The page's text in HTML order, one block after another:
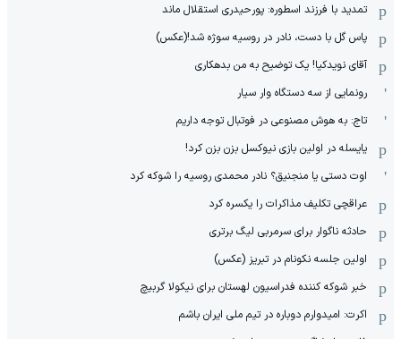
تمدید با فرزند اسطوره: پورحیدری استقلال ماند
پاس گل با دست، نادر در روسیه سوژه شد!(عکس)
آقای نویدکیا! یک توضیح به من بدهکاری
رونمایی از سه دستگاه وار سیار
تاج: به هوش مصنوعی در فوتبال توجه داریم
یایسله در اولین بازی نیوکسل بزن بزن کرد!
اوت دستی یا منجنیق؟ نادر محمدی روسیه را شوکه کرد
عراقچی تکلیف مذاکرات را یکسره کرد
حادثه ناگوار برای سرمربی لیگ برتری
اولین جلسه نکونام در تبریز (عکس)
خبر شوکه کننده فدراسیون لهستان برای نیکولا گربیچ
اکرت: امیدوارم دوباره در تیم ملی ایران باشم